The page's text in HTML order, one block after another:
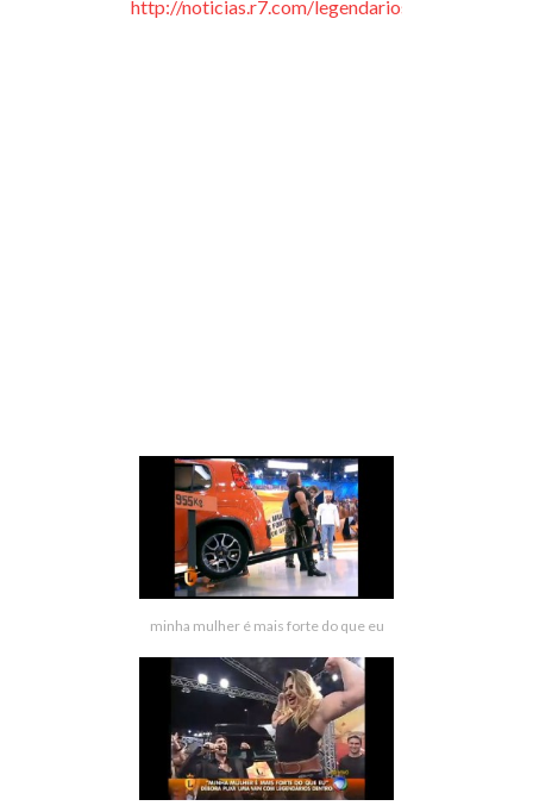
http://noticias.r7.com/legendarios/quadros/
minha mulher é mais forte do que eu